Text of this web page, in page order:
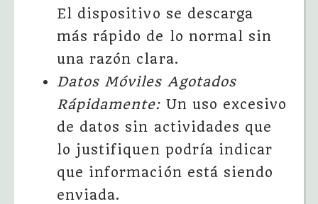
El dispositivo se descarga
más rápido de lo normal sin
una razón clara.
Datos Móviles Agotados
Rápidamente: Un uso excesivo
de datos sin actividades que
lo justifiquen podría indicar
que información está siendo
enviada.